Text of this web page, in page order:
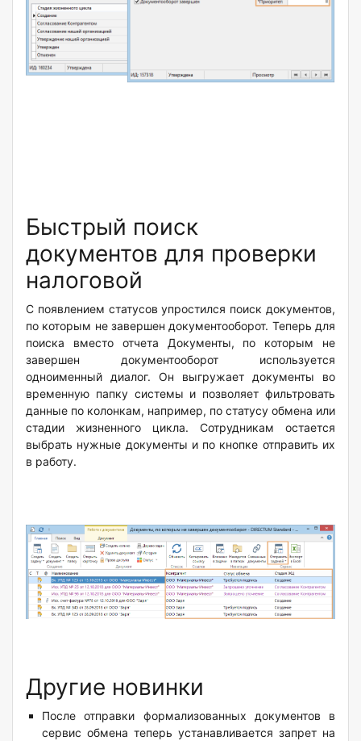
Быстрый поиск
документов для проверки
налоговой
С появлением статусов упростился поиск документов,
по которым не завершен документооборот. Теперь для
поиска вместо отчета Документы, по которым не
завершен документооборот используется
одноименный диалог. Он выгружает документы во
временную папку системы и позволяет фильтровать
данные по колонкам, например, по статусу обмена или
стадии жизненного цикла. Сотрудникам остается
выбрать нужные документы и по кнопке отправить их
в работу.
Другие новинки
После отправки формализованных документов в
сервис обмена теперь устанавливается запрет на